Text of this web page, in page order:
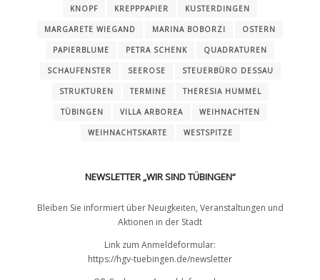
KNOPF KREPPPAPIER KUSTERDINGEN
MARGARETE WIEGAND MARINA BOBORZI OSTERN
PAPIERBLUME PETRA SCHENK QUADRATUREN
SCHAUFENSTER SEEROSE STEUERBÜRO DESSAU
STRUKTUREN TERMINE THERESIA HUMMEL
TÜBINGEN VILLA ARBOREA WEIHNACHTEN
WEIHNACHTSKARTE WESTSPITZE
NEWSLETTER „WIR SIND TÜBINGEN“
Bleiben Sie informiert über Neuigkeiten, Veranstaltungen und
Aktionen in der Stadt
Link zum Anmeldeformular:
https://hgv-tuebingen.de/newsletter